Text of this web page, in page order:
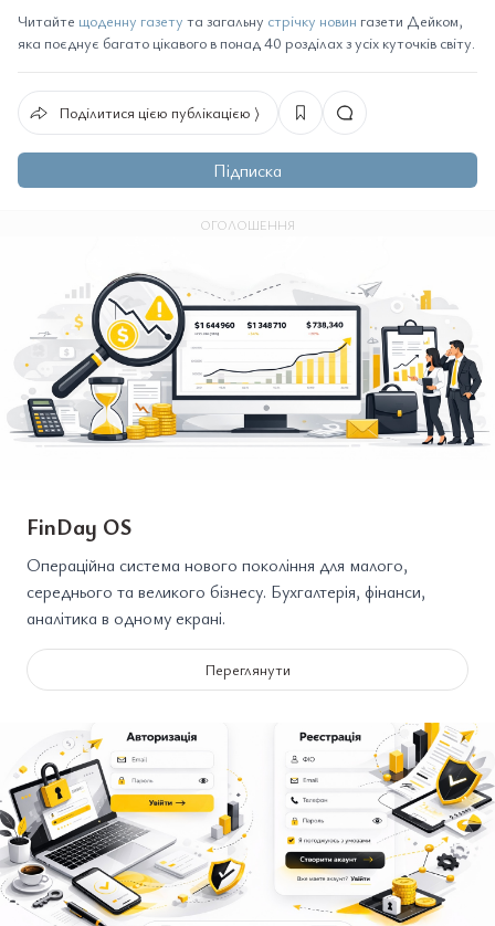
Читайте щоденну газету та загальну стрічку новин газети Дейком,
яка поєднує багато цікавого в понад 40 розділах з усіх куточків світу.
Поділитися цією публікацією ⟩
Підписка
ОГОЛОШЕННЯ
FinDay OS
Операційна система нового покоління для малого,
середнього та великого бізнесу. Бухгалтерія, фінанси,
аналітика в одному екрані.
Переглянути